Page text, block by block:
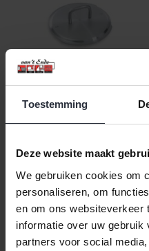
Toestemming
Deze website maakt
We gebruiken cookies om
personaliseren, om
en om ons websiteverkeer
informatie over uw gebruik
partners voor social
Kookpandeksel 18 cm BK
Q-Linair Master
€21,99 Incl. btw
Beschikbaar
In winkelwagen